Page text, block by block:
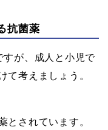
抗菌薬
すが、成人と小児で
て考えましょう。
とされています。